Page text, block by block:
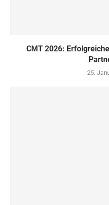
CMT 2026:
25.